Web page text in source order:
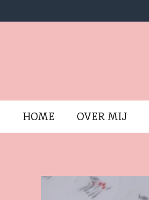
direct
HOME OVER MIJ